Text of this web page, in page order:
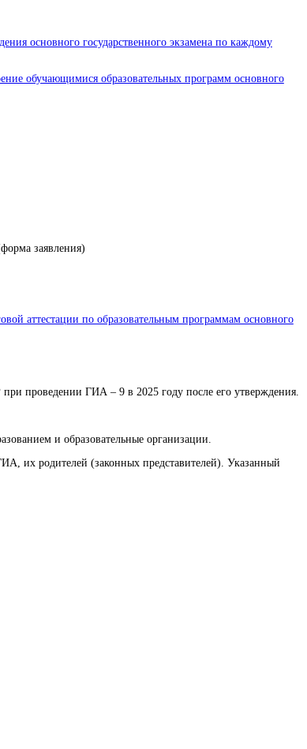
основного государственного экзамена по каждому
обучающимися образовательных программ основного
заявления)
аттестации по образовательным программам основного
проведении ГИА – 9 в 2025 году после его утверждения.
и образовательные организации.
их родителей (законных представителей). Указанный